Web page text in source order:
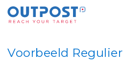
Voorbeeld Regulier